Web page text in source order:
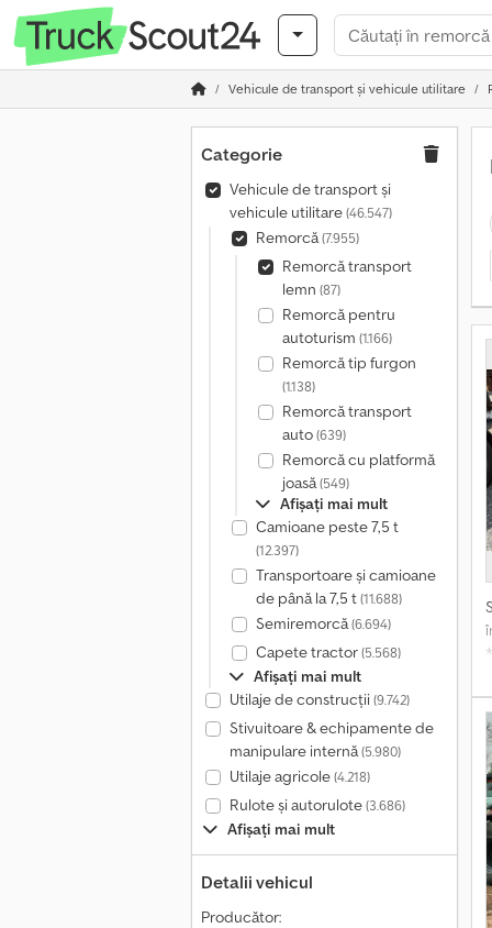
Vehicule de transport şi vehicule utilitare
Categorie
Vehicule de transport şi
vehicule utilitare(46.547)
Remorcă(7.955)
Remorcă transport
lemn (87)
Remorcă pentru
autoturism (1.166)
Remorcă tip furgon
(1.138)
Remorcă transport
auto(639)
Remorcă cu platformă
joasă(549)
Afișați mai mult
Camioane peste 7,5 t
(12.397)
Transportoare și camioane
de până la 7,5 t(11.688)
Semiremorcă(6.694)
Capete tractor(5.568)
Afișați mai mult
Utilaje de construcții(9.742)
Stivuitoare & echipamente de
manipulare internă(5.980)
Utilaje agricole(4.218)
Rulote și autorulote(3.686)
Afișați mai mult
Detalii vehicul
Producător: